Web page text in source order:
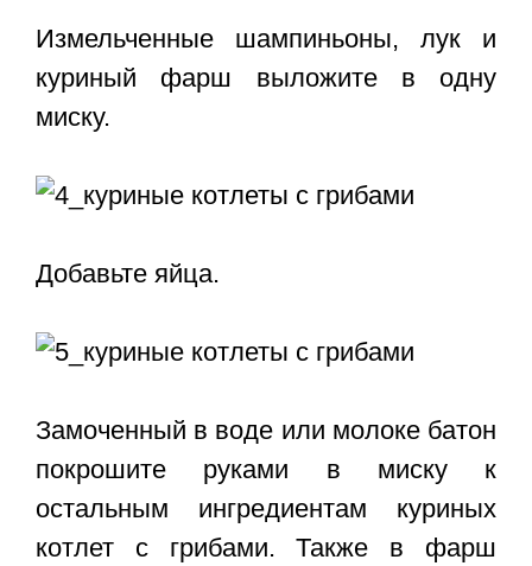
Измельченные шампиньоны, лук и
куриный фарш выложите в одну
миску.
Добавьте яйца.
Замоченный в воде или молоке батон
покрошите руками в миску к
остальным ингредиентам куриных
котлет с грибами. Также в фарш